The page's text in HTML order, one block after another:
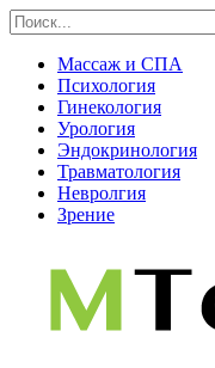
Массаж и СПА
Психология
Гинекология
Урология
Эндокринология
Травматология
Невролгия
Зрение